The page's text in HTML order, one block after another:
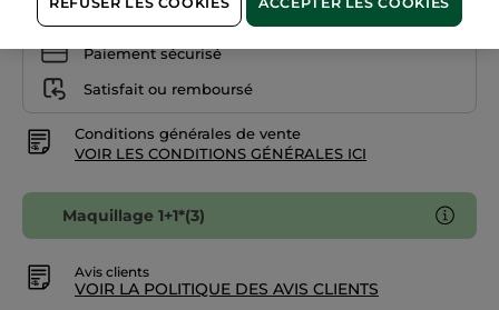
12/08
Paiement sécurisé
Satisfait ou remboursé
Conditions générales de vente
VOIR LES CONDITIONS GÉNÉRALES ICI
Maquillage 1+1*(3)
Avis clients
VOIR LA POLITIQUE DES AVIS CLIENTS